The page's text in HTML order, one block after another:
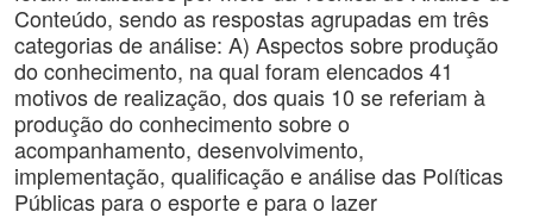
Conteúdo, sendo as respostas agrupadas em três
categorias de análise: A) Aspectos sobre produção
do conhecimento, na qual foram elencados 41
motivos de realização, dos quais 10 se referiam à
produção do conhecimento sobre o
acompanhamento, desenvolvimento,
implementação, qualificação e análise das Políticas
Públicas para o esporte e para o lazer